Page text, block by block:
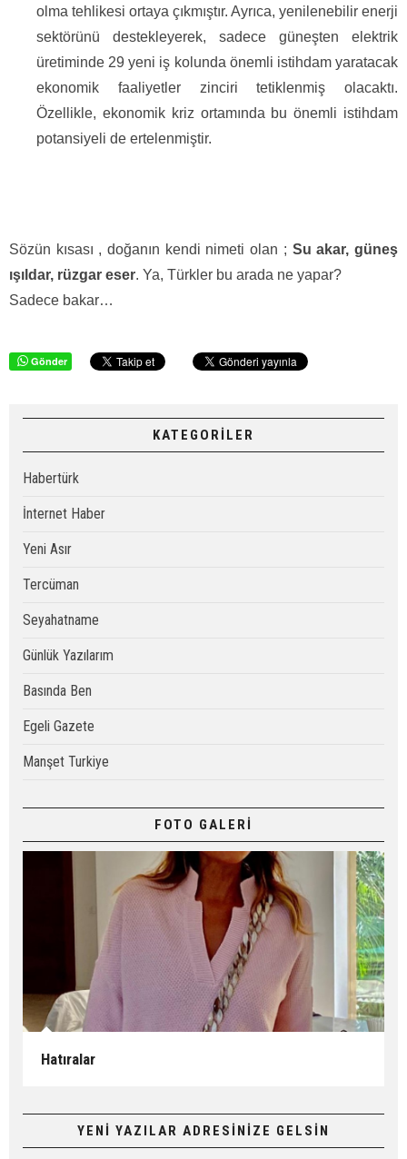
olma tehlikesi ortaya çıkmıştır. Ayrıca, yenilenebilir enerji
sektörünü destekleyerek, sadece güneşten elektrik
üretiminde 29 yeni iş kolunda önemli istihdam yaratacak
ekonomik faaliyetler zinciri tetiklenmiş olacaktı.
Özellikle, ekonomik kriz ortamında bu önemli istihdam
potansiyeli de ertelenmiştir.
Sözün kısası , doğanın kendi nimeti olan ; Su akar, güneş
ışıldar, rüzgar eser. Ya, Türkler bu arada ne yapar?
Sadece bakar…
Gönder
KATEGORİLER
Habertürk
İnternet Haber
Yeni Asır
Tercüman
Seyahatname
Günlük Yazılarım
Basında Ben
Egeli Gazete
Manşet Turkiye
FOTO GALERİ
Hatıralar
YENİ YAZILAR ADRESİNİZE GELSİN